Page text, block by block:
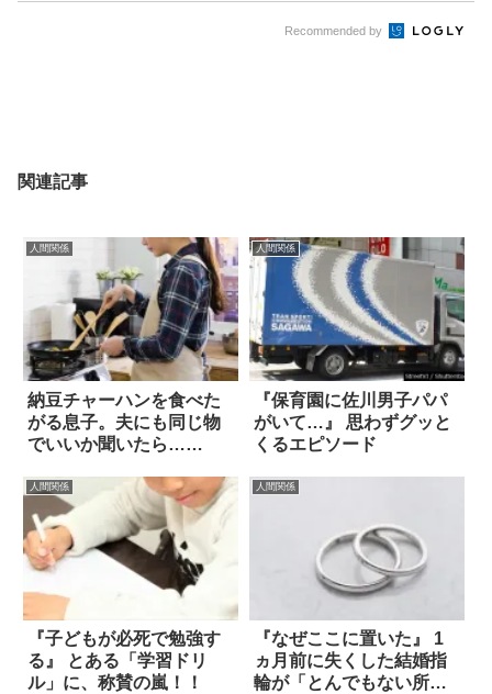
Recommended by
関連記事
人間関係
納豆チャーハンを食べた
がる息子。夫にも同じ物
でいいか聞いたら…
人間関係
『保育園に佐川男子パパ
がいて…』 思わずグッと
くるエピソード
人間関係
『子どもが必死で勉強す
る』 とある「学習ドリ
ル」に、称賛の嵐！！
人間関係
『なぜここに置いた』 1
ヵ月前に失くした結婚指
輪が「とんでもない所」